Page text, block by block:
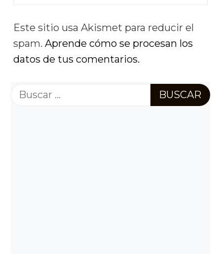
Este sitio usa Akismet para reducir el
spam. Aprende cómo se procesan los
datos de tus comentarios.
Buscar: